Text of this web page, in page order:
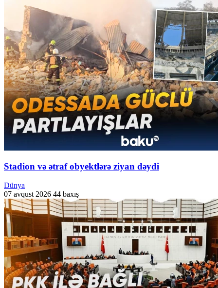
Stadion və ətraf obyektlərə ziyan dəydi
Dünya
07 avqust 2026 44 baxış